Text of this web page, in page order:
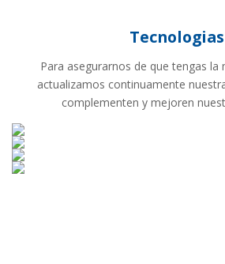
Tecnologias
Para asegurarnos de que tengas la
actualizamos continuamente
complementen y mejoren